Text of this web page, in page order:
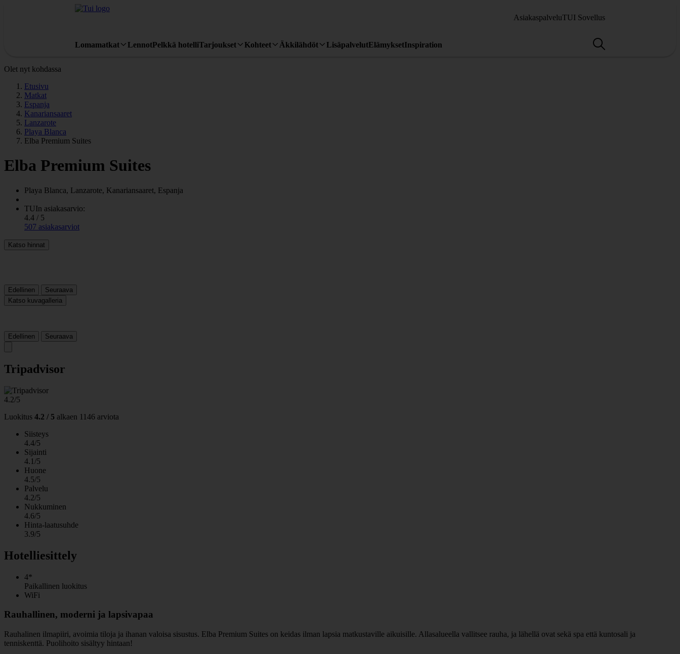
AsiakaspalveluTUI Sovellus
Lomamatkat LennotPelkkä hotelliTarjoukset Kohteet Äkkilähdöt LisäpalvelutElämyksetInspiration
Olet nyt kohdassa
Etusivu
Matkat
Espanja
Kanariansaaret
Lanzarote
Playa Blanca
Elba Premium Suites
Elba Premium Suites
Playa Blanca, Lanzarote, Kanariansaaret, Espanja
TUIn asiakasarvio:
4.4 / 5
507 asiakasarviot
Katso hinnat
Edellinen
Seuraava
Katso kuvagalleria
Edellinen Seuraava
Tripadvisor
4.2/5
Luokitus 4.2 / 5 alkaen 1146 arviota
Siisteys
4.4/5
Sijainti
4.1/5
Huone
4.5/5
Palvelu
4.2/5
Nukkuminen
4.6/5
Hinta-laatusuhde
3.9/5
Hotelliesittely
4*
Paikallinen luokitus
WiFi
Rauhallinen, moderni ja lapsivapaa
Rauhalinen ilmapiiri, avoimia tiloja ja ihanan valoisa sisustus. Elba Premium Suites on keidas ilman lapsia matkustaville aikuisille. Allasalueella vallitsee rauha, ja lähellä ovat sekä spa että kuntosali ja
tenniskenttä. Puolihoito sisältyy hintaan!